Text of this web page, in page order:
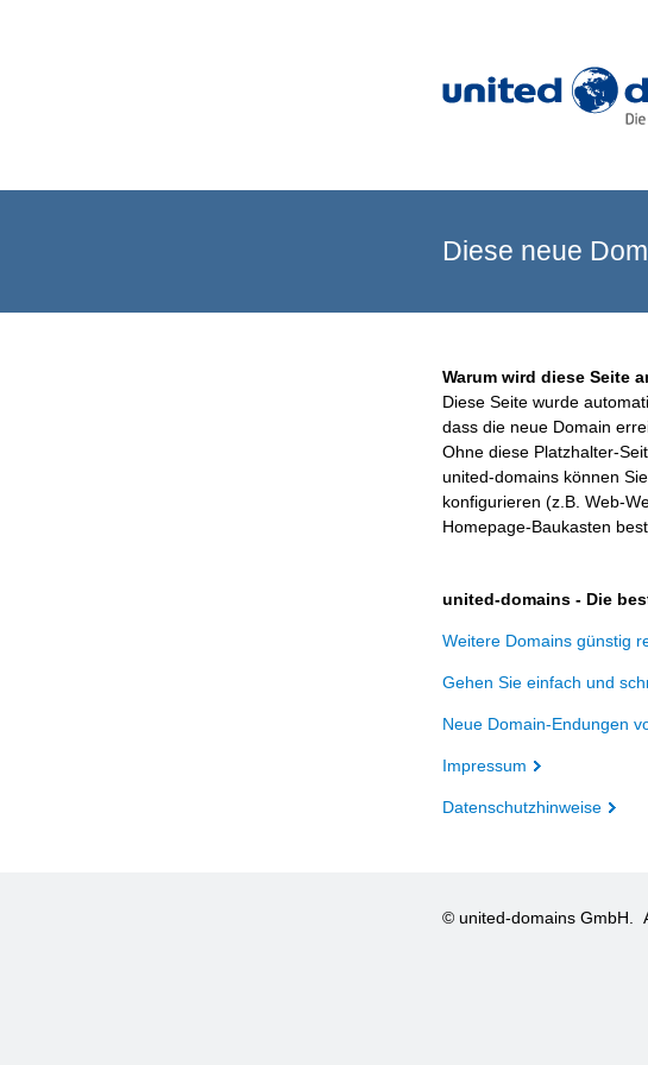
Diese neue
Warum wird diese Seite
Diese Seite wurde
dass die neue Domain
Ohne diese Platzhalter-
united-domains können
konfigurieren (z.B. Web-
Homepage-Baukasten
united-domains - Die
Weitere Domains günstig
Gehen Sie einfach und
Neue Domain-Endungen
Impressum
Datenschutzhinweise
© united-domains GmbH.